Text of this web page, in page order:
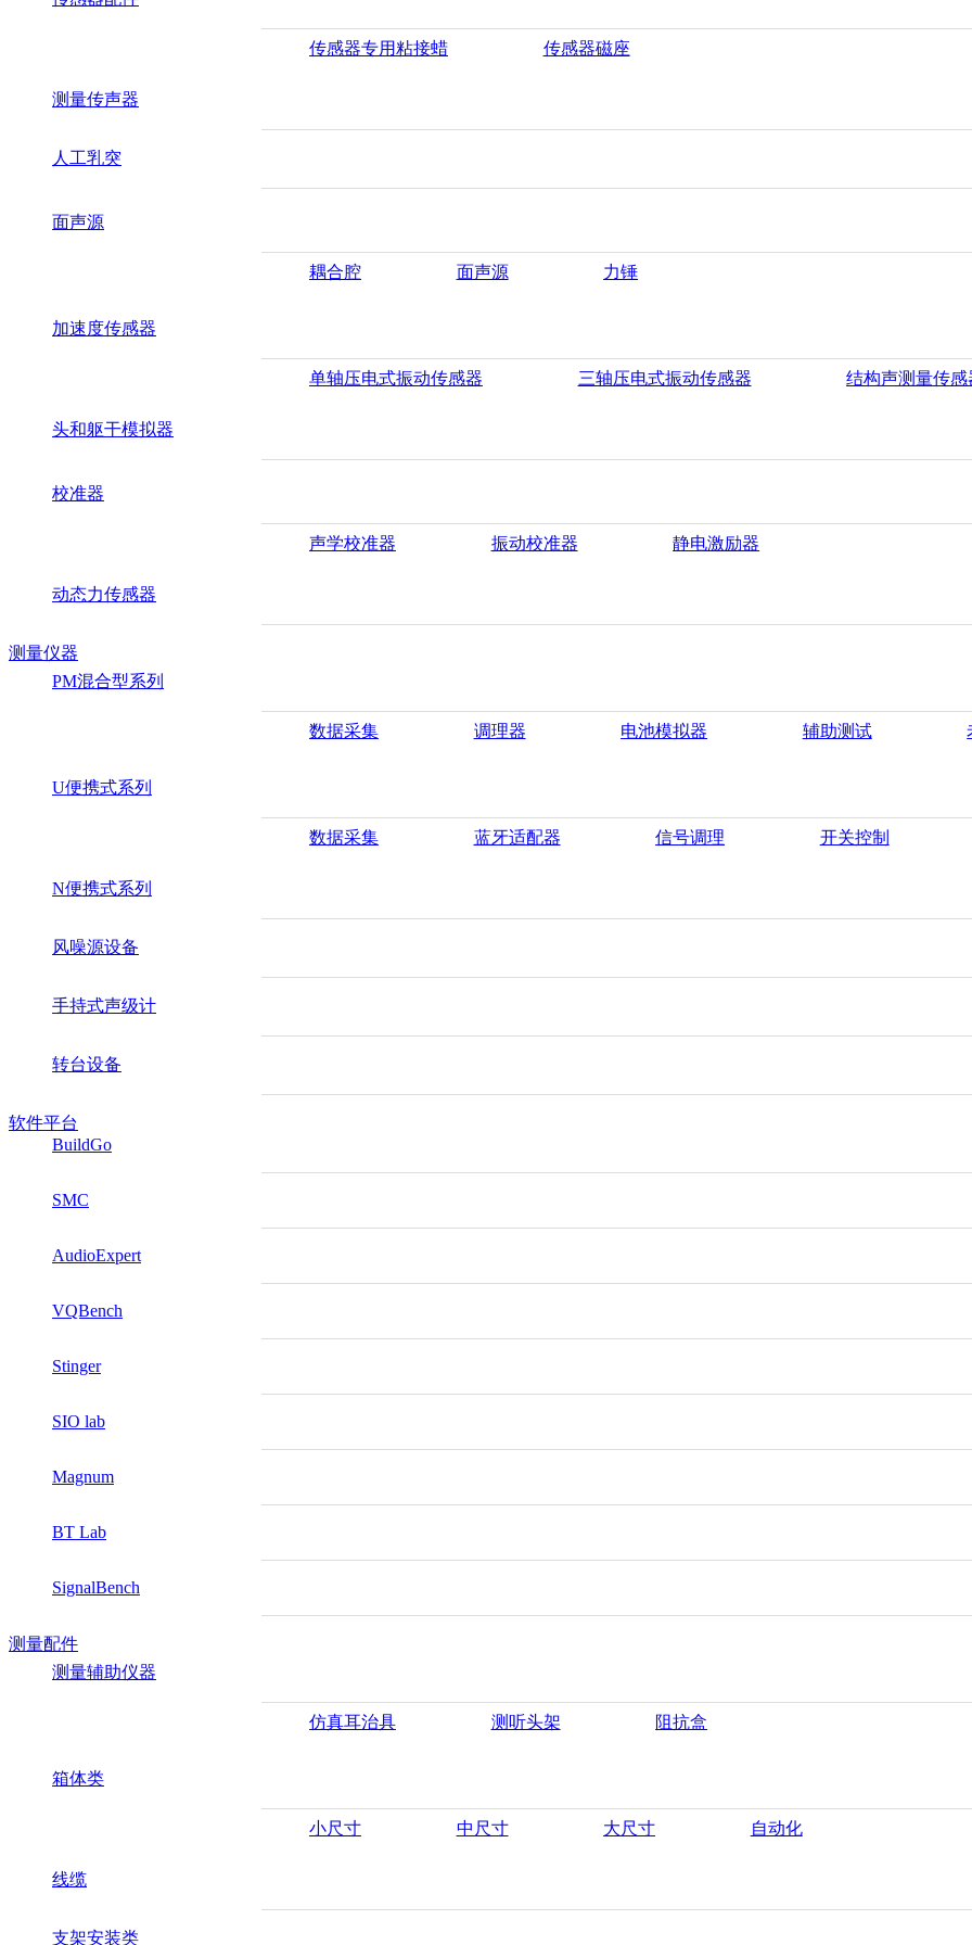
传感器专用粘接蜡 传感器磁座
测量传声器
人工乳突
面声源
耦合腔 面声源 力锤
加速度传感器
单轴压电式振动传感器 三轴压电式振动传感器 结构声测量传感
头和躯干模拟器
校准器
声学校准器 振动校准器 静电激励器
动态力传感器
测量仪器
PM混合型系列
数据采集 调理器 电池模拟器 辅助测试
U便携式系列
数据采集 蓝牙适配器 信号调理 开关控制
N便携式系列
风噪源设备
手持式声级计
转台设备
软件平台
BuildGo
SMC
AudioExpert
VQBench
Stinger
SIO lab
Magnum
BT Lab
SignalBench
测量配件
测量辅助仪器
仿真耳治具 测听头架 阻抗盒
箱体类
小尺寸 中尺寸 大尺寸 自动化
线缆
支架安装类